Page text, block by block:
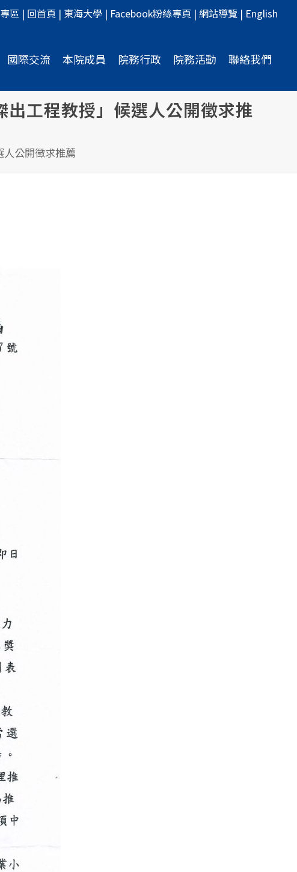
區 | 回首頁 | 東海大學 | Facebook粉絲專頁 | 網站導覽 | English
國際交流 本院成員 院務行政 院務活動 聯絡我們
工程教授」候選人公開徵求推
公開徵求推薦